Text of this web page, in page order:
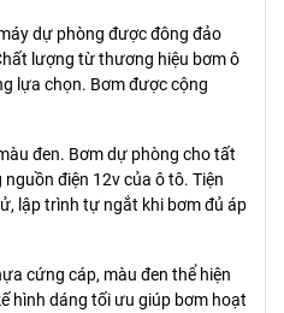
dự phòng được đông đảo
lượng từ thương hiệu bơm ô
lựa chọn. Bơm được cộng
đen. Bơm dự phòng cho tất
điện 12v của ô tô. Tiện
lập trình tự ngắt khi bơm đủ áp
cứng cáp, màu đen thể hiện
hình dáng tối ưu giúp bơm hoạt